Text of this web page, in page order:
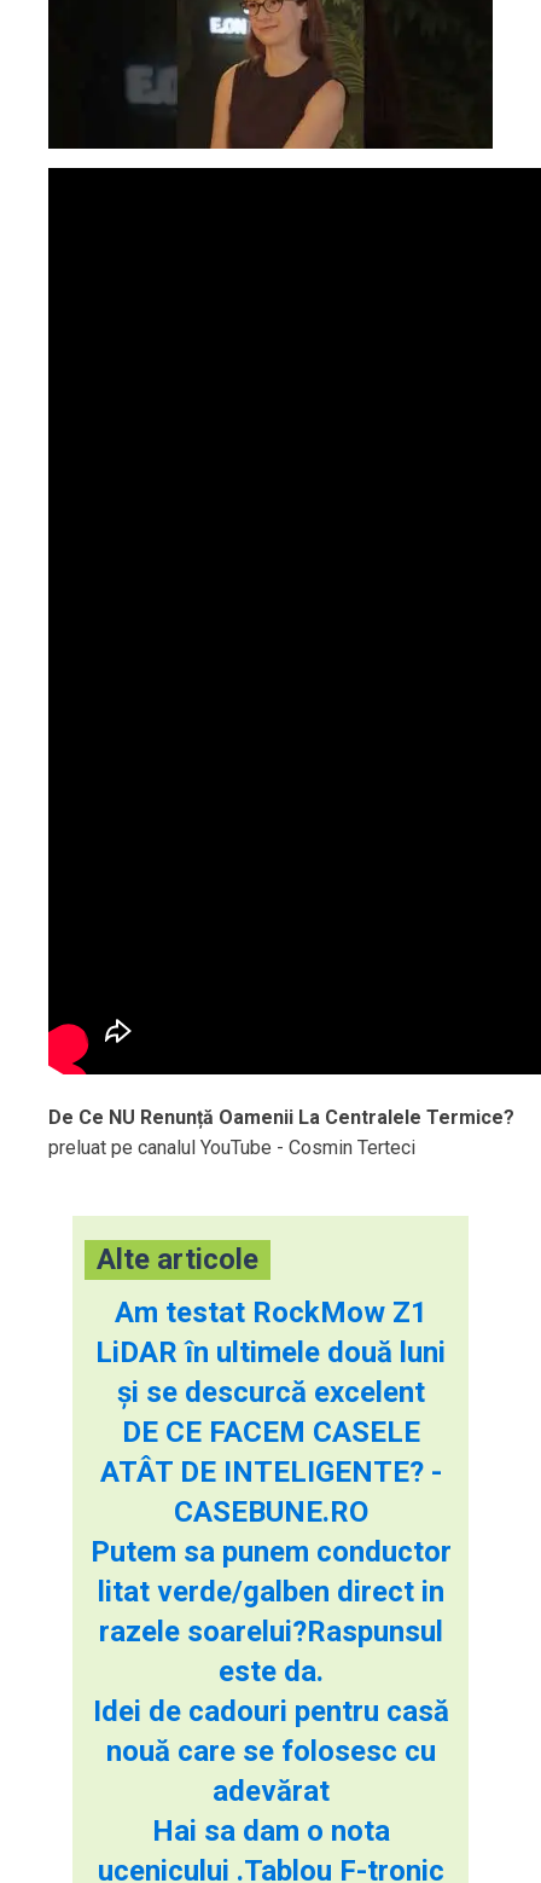
De Ce NU Renunță Oamenii La Centralele Termice?
preluat pe canalul YouTube - Cosmin Terteci
Alte articole
Am testat RockMow Z1
LiDAR în ultimele două luni
și se descurcă excelent
DE CE FACEM CASELE
ATÂT DE INTELIGENTE? -
CASEBUNE.RO
Putem sa punem conductor
litat verde/galben direct in
razele soarelui?Raspunsul
este da.
Idei de cadouri pentru casă
nouă care se folosesc cu
adevărat
Hai sa dam o nota
ucenicului .Tablou F-tronic